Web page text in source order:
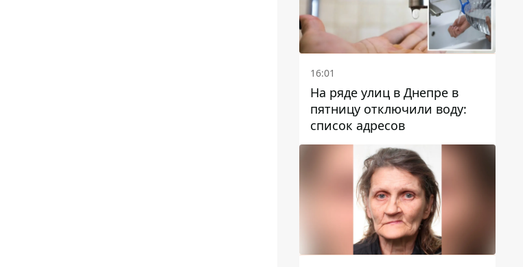
16:01
На ряде улиц в Днепре в
пятницу отключили воду:
список адресов